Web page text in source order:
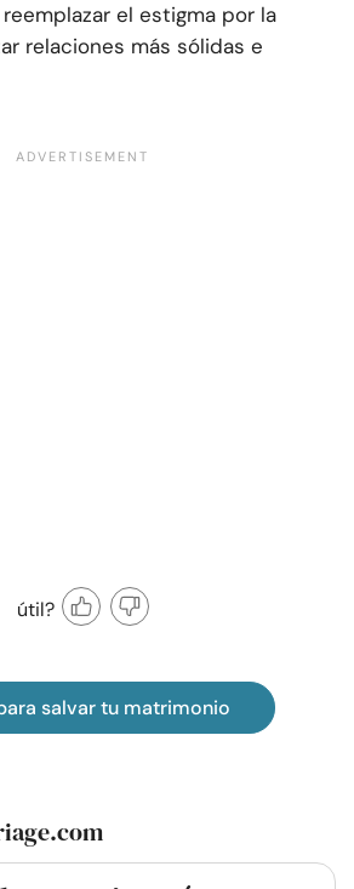
el estigma por la
relaciones más sólidas e
útil?
salvar tu matrimonio